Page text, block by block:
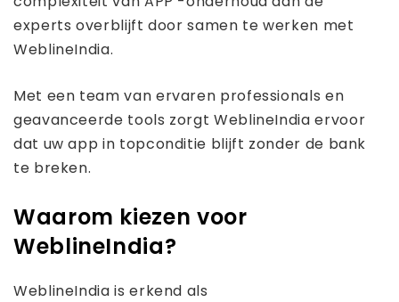
experts overblijft door samen te werken met
WeblineIndia.
Met een team van ervaren professionals en
geavanceerde tools zorgt WeblineIndia ervoor
dat uw app in topconditie blijft zonder de bank
te breken.
Waarom kiezen voor
WeblineIndia?
WeblineIndia is erkend als